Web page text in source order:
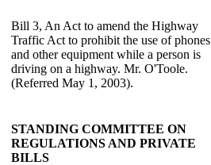
Bill 3, An Act to amend the Highway
Traffic Act to prohibit the use of phones
and other equipment while a person is
driving on a highway. Mr. O'Toole.
(Referred May 1, 2003).
STANDING COMMITTEE ON
REGULATIONS AND PRIVATE
BILLS